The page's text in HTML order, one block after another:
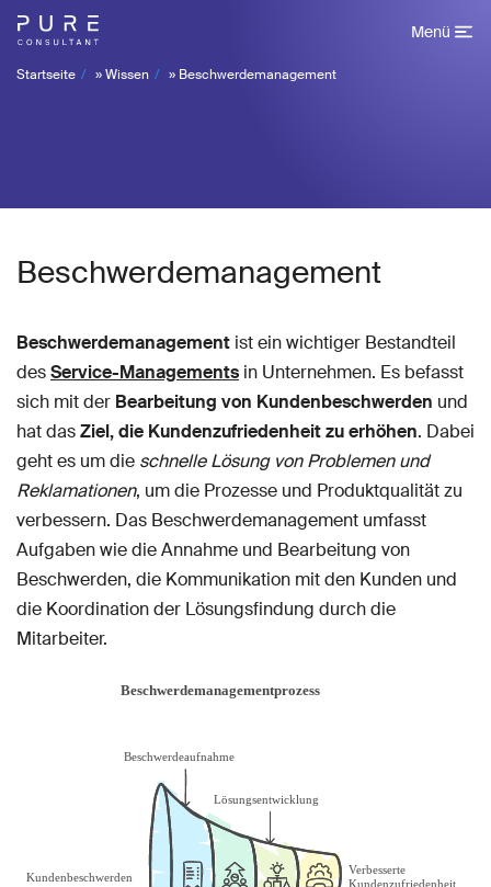
Menü
Startseite »Wissen » Beschwerdemanagement
Beschwerdemanagement
Beschwerdemanagement ist ein wichtiger Bestandteil
desService-Managements in Unternehmen. Es befasst
sich mit der Bearbeitung von Kundenbeschwerden und
hat dasZiel, die Kundenzufriedenheit zu erhöhen. Dabei
geht es um die schnelle Lösung von Problemen und
Reklamationen, um die Prozesse und Produktqualität zu
verbessern. Das Beschwerdemanagement umfasst
Aufgaben wie die Annahme und Bearbeitung von
Beschwerden, die Kommunikation mit den Kunden und
die Koordination der Lösungsfindung durch die
Mitarbeiter.